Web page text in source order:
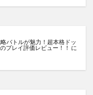
バトルが魅力！超本格ドッ
プレイ評価レビュー！！ に